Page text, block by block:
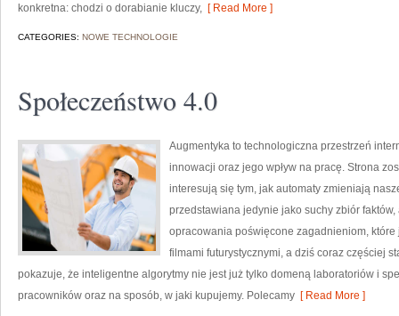
konkretna: chodzi o dorabianie kluczy, [ Read More ]
CATEGORIES: NOWE TECHNOLOGIE
Społeczeństwo 4.0
Augmentyka to technologiczna przestrzeń
innowacji oraz jego wpływ na pracę. Strona
interesują się tym, jak automaty zmieniają
przedstawiana jedynie jako suchy zbiór
opracowania poświęcone zagadnieniom, które
filmami futurystycznymi, a dziś coraz częściej
pokazuje, że inteligentne algorytmy nie jest już tylko domeną laboratoriów i
pracowników oraz na sposób, w jaki kupujemy. Polecamy [ Read More ]